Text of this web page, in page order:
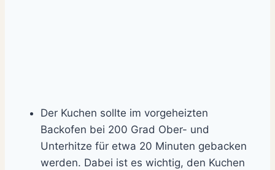
Der Kuchen sollte im vorgeheizten
Backofen bei 200 Grad Ober- und
Unterhitze für etwa 20 Minuten gebacken
werden. Dabei ist es wichtig, den Kuchen